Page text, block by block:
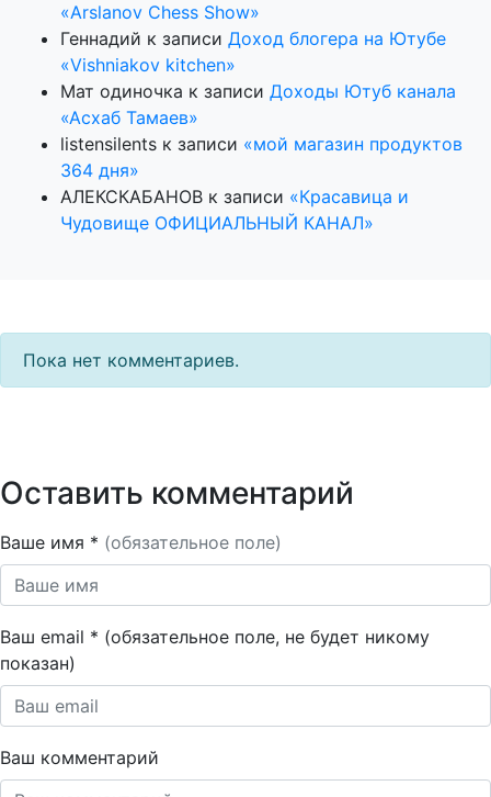
«Arslanov Chess Show»
Геннадий к записи Доход блогера на Ютубе
«Vishniakov kitchen»
Мат одиночка к записи Доходы Ютуб канала
«Асхаб Тамаев»
listensilents к записи «мой магазин продуктов
364 дня»
АЛЕКСКАБАНОВ к записи «Красавица и
Чудовище ОФИЦИАЛЬНЫЙ КАНАЛ»
Пока нет комментариев.
Оставить комментарий
Ваше имя * (обязательное поле)
Ваш email * (обязательное поле, не будет никому
показан)
Ваш комментарий